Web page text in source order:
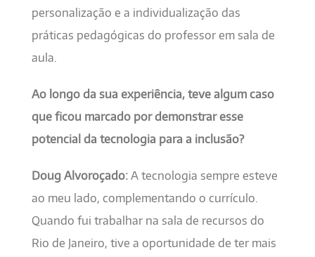
personalização e a individualização das
práticas pedagógicas do professor em sala de
aula.
Ao longo da sua experiência, teve algum caso
que ficou marcado por demonstrar esse
potencial da tecnologia para a inclusão?
Doug Alvoroçado: A tecnologia sempre esteve
ao meu lado, complementando o currículo.
Quando fui trabalhar na sala de recursos do
Rio de Janeiro, tive a oportunidade de ter mais